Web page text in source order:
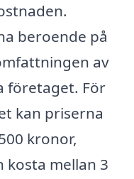
beroende på
av
företaget. För
kan priserna
kronor,
kosta mellan 3